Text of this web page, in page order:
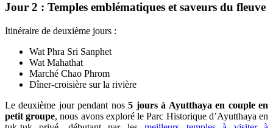
Jour 2 : Temples emblématiques et saveurs du fleuve
Itinéraire de deuxième jours :
Wat Phra Sri Sanphet
Wat Mahathat
Marché Chao Phrom
Dîner-croisière sur la rivière
Le deuxième jour pendant nos5 jours à Ayutthaya en couple en
petit groupe, nous avons exploré le Parc Historique d’Ayutthaya en